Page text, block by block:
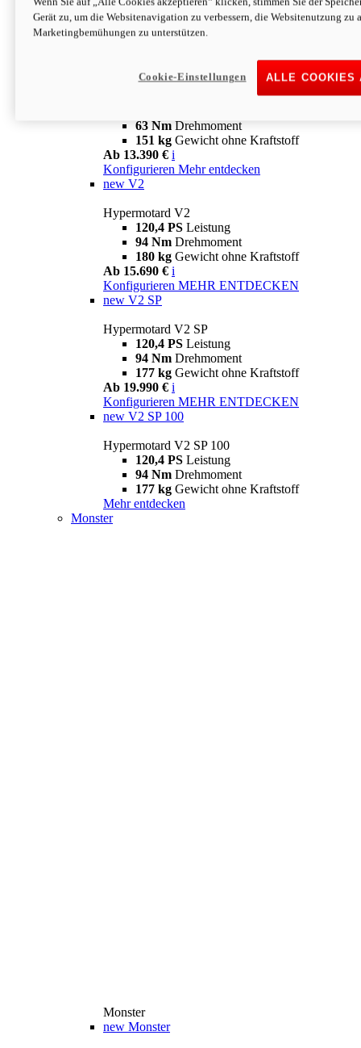
63 NmDrehmoment
151 kgGewicht ohne Kraftstoff
Ab 13.890 € i
63 Nm Drehmoment
151 kg Gewicht ohne Kraftstoff
Ab 13.390 € i
Konfigurieren Mehr entdecken
new V2
Hypermotard V2
120,4 PS Leistung
94 Nm Drehmoment
180 kg Gewicht ohne Kraftstoff
Ab 15.690 € i
Konfigurieren MEHR ENTDECKEN
new V2 SP
Hypermotard V2 SP
120,4 PS Leistung
94 Nm Drehmoment
177 kg Gewicht ohne Kraftstoff
Ab 19.990 € i
Konfigurieren MEHR ENTDECKEN
new V2 SP 100
Hypermotard V2 SP 100
120,4 PS Leistung
94 Nm Drehmoment
177 kg Gewicht ohne Kraftstoff
Mehr entdecken
Monster
Monster
new Monster
Gerät zu, um die Websitenavigation zu verbessern, die Websitenutzung zu
Marketingbemühungen zu unterstützen.
ALLE COOKIES
Cookie-Einstellungen